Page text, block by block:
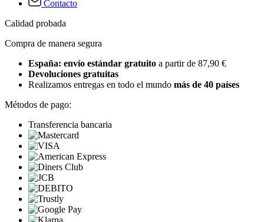
Contacto
Calidad probada
Compra de manera segura
España: envío estándar gratuito a partir de 87,90 €
Devoluciones gratuitas
Realizamos entregas en todo el mundo más de 40 países
Métodos de pago:
Transferencia bancaria